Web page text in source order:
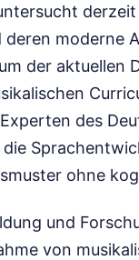
moderne
der aktuellen
des
ohne
und
von